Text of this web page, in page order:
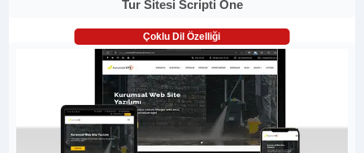
Tur Sitesi Scripti One
Çoklu Dil Özelliği